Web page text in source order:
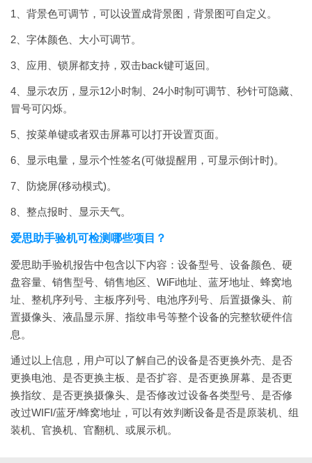
1、背景色可调节，可以设置成背景图，背景图可自定义。
2、字体颜色、大小可调节。
3、应用、锁屏都支持，双击back键可返回。
4、显示农历，显示12小时制、24小时制可调节、秒针可隐藏、
冒号可闪烁。
5、按菜单键或者双击屏幕可以打开设置页面。
6、显示电量，显示个性签名(可做提醒用，可显示倒计时)。
7、防烧屏(移动模式)。
8、整点报时、显示天气。
爱思助手验机可检测哪些项目？
爱思助手验机报告中包含以下内容：设备型号、设备颜色、硬
盘容量、销售型号、销售地区、WiFi地址、蓝牙地址、蜂窝地
址、整机序列号、主板序列号、电池序列号、后置摄像头、前
置摄像头、液晶显示屏、指纹串号等整个设备的完整软硬件信
息。
通过以上信息，用户可以了解自己的设备是否更换外壳、是否
更换电池、是否更换主板、是否扩容、是否更换屏幕、是否更
换指纹、是否更换摄像头、是否修改过设备各类型号、是否修
改过WIFI/蓝牙/蜂窝地址，可以有效判断设备是否是原装机、组
装机、官换机、官翻机、或展示机。